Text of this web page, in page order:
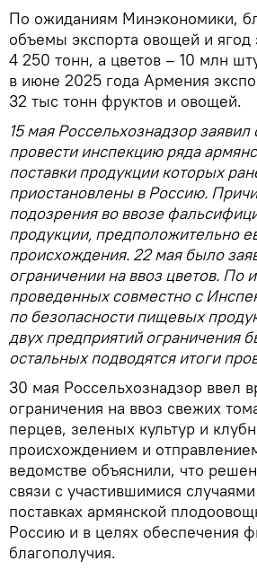
По ожиданиям Минэкономики,
объемы экспорта овощей и ягод
4 250 тонн, а цветов – 10 млн
в июне 2025 года Армения
32 тыс тонн фруктов и овощей.
15 мая Россельхознадзор
провести инспекцию ряда
поставки продукции которых
приостановлены в Россию.
подозрения во ввозе
продукции, предположительно
происхождения. 22 мая было
ограничении на ввоз цветов. По
проведенных совместно с
по безопасности пищевых
двух предприятий ограничения
остальных подводятся итоги
30 мая Россельхознадзор ввел
ограничения на ввоз свежих
перцев, зеленых культур и
происхождением и
ведомстве объяснили, что
связи с участившимися
поставках армянской
Россию и в целях обеспечения
благополучия.